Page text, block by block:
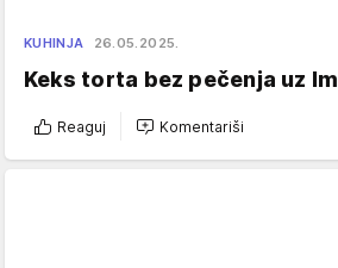
KUHINJA 26.05.2025.
Keks torta bez pečenja uz
Reaguj Komentariši